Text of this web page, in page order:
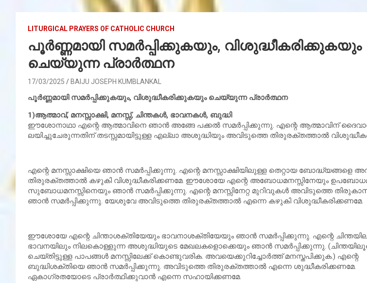
LITURGICAL PRAYERS OF CATHOLIC CHURCH
പൂര്‍ണ്ണമായി സമര്‍പ്പിക്കുകയും, വിശുദ്ധീകരിക്കുകയും
ചെയ്യുന്ന പ്രാര്‍ത്ഥന
17/03/2025 BAIJU JOSEPH KUMBLANKAL
പൂര്‍ണ്ണമായി സമര്‍പ്പിക്കുകയും, വിശുദ്ധീകരിക്കുകയും ചെയ്യുന്ന പ്രാര്‍ത്ഥന
1)ആത്മാവ്, മനസ്സാക്ഷി, മനസ്സ്, ചിന്തകള്‍, ഭാവനകള്‍, ബുദ്ധി
ഈശോനാഥാ എന്റെ ആത്മാവിനെ ഞാന്‍ അങ്ങേ പക്കല്‍ സമര്‍പ്പിക്കുന്നു. എന്റെ ആത്മാവിന്‌
ലയിച്ചുചേരുന്നതിന് തടസ്സമായിട്ടുള്ള എല്ലാ അശുദ്ധിയും അവിടുത്തെ തിരുരക്തത്താല്‍
എന്റെ മനസ്സാക്ഷിയെ ഞാന്‍ സമര്‍പ്പിക്കുന്നു. എന്റെ മനസ്സാക്ഷിയിലുള്ള തെറ്റായ ബോദ്ധ്യങ്ങളെ
തിരുരക്തത്താല്‍ കഴുകി വിശുദ്ധീകരിക്കണമേ. ഈശോയേ എന്റെ അബോധമനസ്സിനേയും
സുബോധമനസ്സിനെയും ഞാന്‍ സമര്‍പ്പിക്കുന്നു. എന്റെ മനസ്സിനേറ്റ മുറിവുകള്‍ അവിടുത്തെ
ഞാന്‍ സമര്‍പ്പിക്കുന്നു. യേശുവേ അവിടുത്തെ തിരുരക്തത്താല്‍ എന്നെ കഴുകി വിശുദ്ധീകരിക്കണമേ.
ഈശോയേ എന്റെ ചിന്താശക്തിയേയും ഭാവനാശക്തിയേയും ഞാന്‍ സമര്‍പ്പിക്കുന്നു. എന്റെ
ഭാവനയിലും നിലകൊള്ളുന്ന അശുദ്ധിയുടെ മേഖലകളൊക്കെയും ഞാന്‍ സമര്‍പ്പിക്കുന്നു.
ചെയ്തിട്ടുള്ള പാപങ്ങള്‍ മനസ്സിലേക്ക് കൊണ്ടുവരിക. അവയെക്കുറിച്ചോര്‍ത്ത് മനസ്തപിക്കുക.) എന്റെ
ബുദ്ധിശക്തിയെ ഞാന്‍ സമര്‍പ്പിക്കുന്നു. അവിടുത്തെ തിരുരക്തത്താല്‍ എന്നെ ശുദ്ധീകരിക്കണമേ.
ഏകാഗ്രതയോടെ പ്രാര്‍ത്ഥിക്കുവാന്‍ എന്നെ സഹായിക്കണമേ.